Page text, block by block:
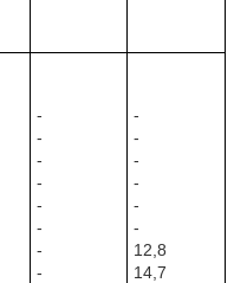
-
-
-
-
-
-
-
-
-
-
-
-
-
-
12,8
14,7